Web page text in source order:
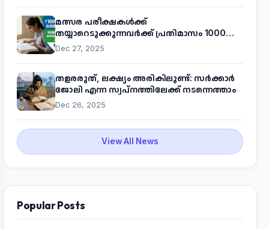
മത്സര പരീക്ഷകൾക്ക്
തയ്യാറെടുക്കുന്നവർക്ക് പ്രതിമാസം 1000
രൂപ! മുഖ്യമന്ത്രിയുടെ 'കണക്ട് ടു വർക്ക്'
Dec 27, 2025
തളരരുത്, ലക്ഷ്യം അരികിലുണ്ട്: സർക്കാർ
ജോലി എന്ന സ്വപ്നത്തിലേക്ക് നടന്നെത്താം
Dec 26, 2025
View All News
Popular Posts